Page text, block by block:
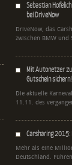
Sebastian
bei DriveNow
DriveNow, das
zwischen BMW und
Mit Autonetzer
Gutschein sichern!
Die aktuelle
11.11. des
Carsharing 2015:
Mehr als eine
Deutschland.